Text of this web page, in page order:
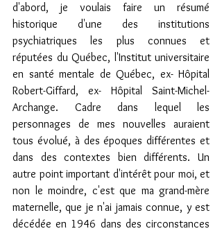
d'abord, je voulais faire un résumé
historique d'une des institutions
psychiatriques les plus connues et
réputées du Québec, l'Institut universitaire
en santé mentale de Québec, ex- Hôpital
Robert-Giffard, ex- Hôpital Saint-Michel-
Archange. Cadre dans lequel les
personnages de mes nouvelles auraient
tous évolué, à des époques différentes et
dans des contextes bien différents. Un
autre point important d'intérêt pour moi, et
non le moindre, c'est que ma grand-mère
maternelle, que je n'ai jamais connue, y est
décédée en 1946 dans des circonstances